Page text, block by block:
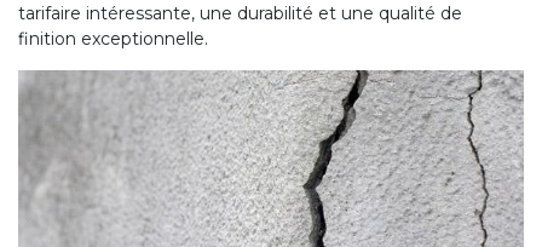
tarifaire intéressante, une durabilité et une qualité de
finition exceptionnelle.